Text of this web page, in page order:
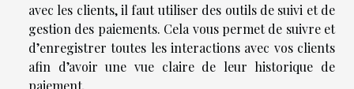
avec les clients, il faut utiliser des outils de suivi et de
gestion des paiements. Cela vous permet de suivre et
d’enregistrer toutes les interactions avec vos clients
afin d’avoir une vue claire de leur historique de
paiement.